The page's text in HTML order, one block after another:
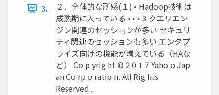
3.
２．全体的な所感(１) • Hadoop技術は
成熟期に入っている • • • 3 クエリエン
ジン関連のセッションが多い セキュリ
ティ関連のセッションも多い エンタプ
ライズ向けの機能が増えている（HAな
ど） Co p yrig ht © 2 0 1 7 Yaho o Jap
an Co rp o ratio n. All Rig hts
Reserved .